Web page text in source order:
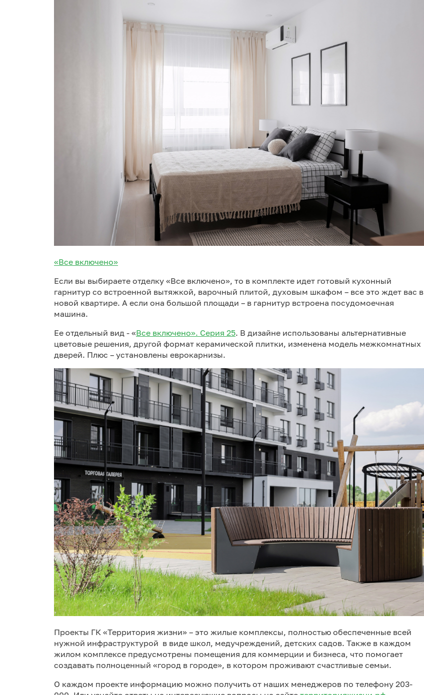
«Все включено»
Если вы выбираете отделку «Все включено», то в комплекте идет готовый кухонный
гарнитур со встроенной вытяжкой, варочный плитой, духовым шкафом – все это ждет вас в
новой квартире. А если она большой площади – в гарнитур встроена посудомоечная
машина.
Ее отдельный вид - «Все включено». Серия 25. В дизайне использованы альтернативные
цветовые решения, другой формат керамической плитки, изменена модель межкомнатных
дверей. Плюс – установлены еврокарнизы.
Проекты ГК «Территория жизни» – это жилые комплексы, полностью обеспеченные всей
нужной инфраструктурой в виде школ, медучреждений, детских садов. Также в каждом
жилом комплексе предусмотрены помещения для коммерции и бизнеса, что помогает
создавать полноценный «город в городе», в котором проживают счастливые семьи.
О каждом проекте информацию можно получить от наших менеджеров по телефону 203-